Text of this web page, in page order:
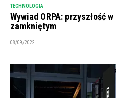
TECHNOLOGIA
Wywiad ORPA: przyszłość
zamkniętym
08/09/2022